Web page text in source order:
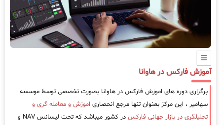
آموزش فارکس در هاوانا
برگزاری دوره های اموزش فارکس در هاوانا بصورت تخصصی توسط موسسه
سهامیر ، این مرکز بعنوان تنها مرجع انحصاری اموزش و معامله گری و
تحلیلگری در بازار جهانی فارکس
در کشور میباشد که تحت لیسانس NAV و